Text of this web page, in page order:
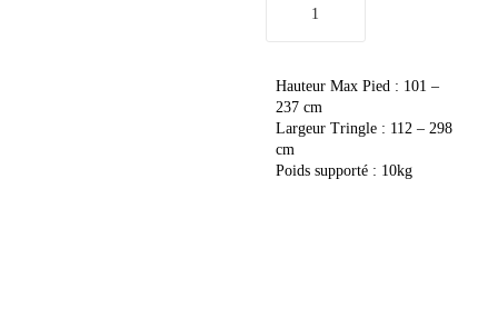
Hauteur Max Pied : 101 –
237 cm
Largeur Tringle : 112 – 298
cm
Poids supporté : 10kg